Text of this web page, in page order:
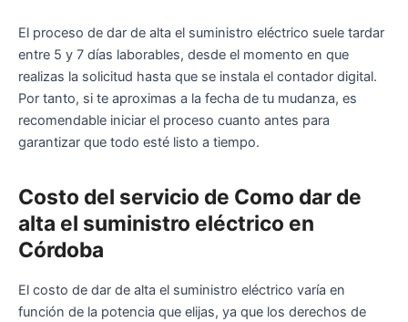
El proceso de dar de alta el suministro eléctrico suele tardar
entre 5 y 7 días laborables, desde el momento en que
realizas la solicitud hasta que se instala el contador digital.
Por tanto, si te aproximas a la fecha de tu mudanza, es
recomendable iniciar el proceso cuanto antes para
garantizar que todo esté listo a tiempo.
Costo del servicio de Como dar de
alta el suministro eléctrico en
Córdoba
El costo de dar de alta el suministro eléctrico varía en
función de la potencia que elijas, ya que los derechos de